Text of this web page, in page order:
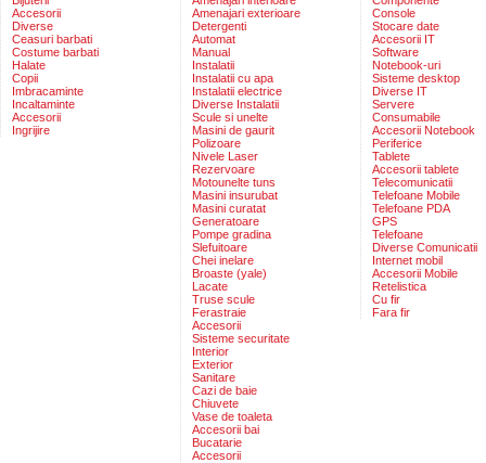
Accesorii
Diverse
Ceasuri barbati
Costume barbati
Halate
Copii
Imbracaminte
Incaltaminte
Accesorii
Ingrijire
Amenajari exterioare
Detergenti
Automat
Manual
Instalatii
Instalatii cu apa
Instalatii electrice
Diverse Instalatii
Scule si unelte
Masini de gaurit
Polizoare
Nivele Laser
Rezervoare
Motounelte tuns
Masini insurubat
Masini curatat
Generatoare
Pompe gradina
Slefuitoare
Chei inelare
Broaste (yale)
Lacate
Truse scule
Ferastraie
Accesorii
Sisteme securitate
Interior
Exterior
Sanitare
Cazi de baie
Chiuvete
Vase de toaleta
Accesorii bai
Bucatarie
Accesorii
Console
Stocare date
Accesorii IT
Software
Notebook-uri
Sisteme desktop
Diverse IT
Servere
Consumabile
Accesorii Notebook
Periferice
Tablete
Accesorii tablete
Telecomunicatii
Telefoane Mobile
Telefoane PDA
GPS
Telefoane
Diverse Comunicatii
Internet mobil
Accesorii Mobile
Retelistica
Cu fir
Fara fir